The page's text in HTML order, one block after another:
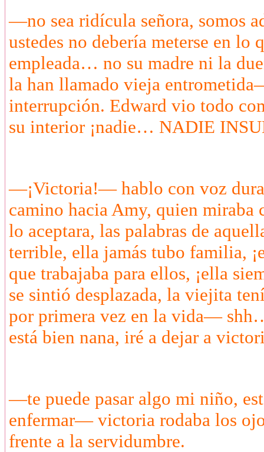
—no sea ridícula señora, somos
ustedes no debería meterse en lo
empleada… no su madre ni la
la han llamado vieja
interrupción. Edward vio todo
su interior ¡nadie… NADIE
—¡Victoria!— hablo con voz
camino hacia Amy, quien miraba
lo aceptara, las palabras de
terrible, ella jamás tubo familia,
que trabajaba para ellos, ¡ella
se sintió desplazada, la viejita
por primera vez en la vida—
está bien nana, iré a dejar a
—te puede pasar algo mi niño,
enfermar— victoria rodaba los
frente a la servidumbre.